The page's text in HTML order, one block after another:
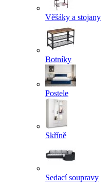
Věšáky a stojany
Botníky
Postele
Skříně
Sedací soupravy